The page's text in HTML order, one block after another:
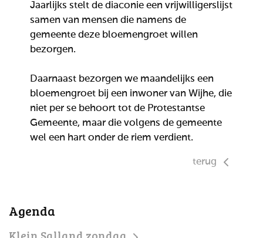
Jaarlijks stelt de diaconie een vrijwilligerslijst
samen van mensen die namens de
gemeente deze bloemengroet willen
bezorgen.
Daarnaast bezorgen we maandelijks een
bloemengroet bij een inwoner van Wijhe, die
niet per se behoort tot de Protestantse
Gemeente, maar die volgens de gemeente
wel een hart onder de riem verdient.
terug
Agenda